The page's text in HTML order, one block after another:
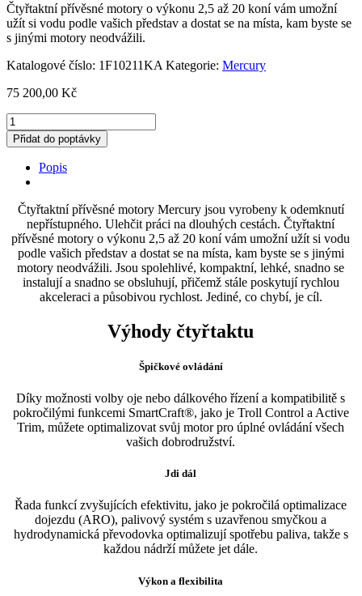
Čtyřtaktní přívěsné motory o výkonu 2,5 až 20 koní vám umožní
užít si vodu podle vašich představ a dostat se na místa, kam byste se
s jinými motory neodvážili.
Katalogové číslo: 1F10211KA Kategorie: Mercury
75 200,00 Kč
Mercury
F9.9
MLH
stroke
dlouhá
noha
ruční
ovládání
množství
Přidat do poptávky
Popis
Čtyřtaktní přívěsné motory Mercury jsou vyrobeny k odemknutí
nepřístupného. Ulehčit práci na dlouhých cestách. Čtyřtaktní
přívěsné motory o výkonu 2,5 až 20 koní vám umožní užít si vodu
podle vašich představ a dostat se na místa, kam byste se s jinými
motory neodvážili. Jsou spolehlivé, kompaktní, lehké, snadno se
instalují a snadno se obsluhují, přičemž stále poskytují rychlou
akceleraci a působivou rychlost. Jediné, co chybí, je cíl.
Výhody čtyřtaktu
Špičkové ovládání
Díky možnosti volby oje nebo dálkového řízení a kompatibilitě s
pokročilými funkcemi SmartCraft®, jako je Troll Control a Active
Trim, můžete optimalizovat svůj motor pro úplné ovládání všech
vašich dobrodružství.
Jdi dál
Řada funkcí zvyšujících efektivitu, jako je pokročilá optimalizace
dojezdu (ARO), palivový systém s uzavřenou smyčkou a
hydrodynamická převodovka optimalizují spotřebu paliva, takže s
každou nádrží můžete jet dále.
Výkon a flexibilita